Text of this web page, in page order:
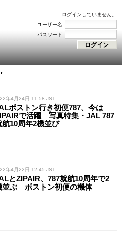
ログインしていません。
ユーザー名
パスワード
年4月24日 11:58 JST
ボストン行き初便787、今は
で活躍 写真特集・JAL 787
航10周年2機並び
年4月22日 12:45 JST
とZIPAIR、787就航10周年で2
並ぶ ボストン初便の機体